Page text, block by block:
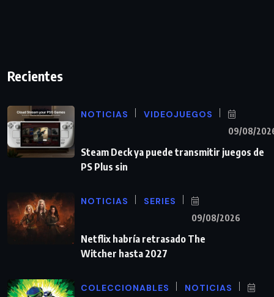
Recientes
NOTICIAS VIDEOJUEGOS
09/08/
Steam Deck ya puede transmitir juegos de
PS Plus sin
NOTICIAS SERIES
09/08/2026
Netflix habría retrasado The
Witcher hasta 2027
COLECCIONABLES NOTICIAS